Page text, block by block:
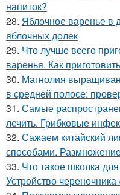
напиток?
28. Яблочное варенье в
яблочных долек
29. Что лучше всего
варенья. Как
30. Магнолия
в средней полосе:
31. Самые
лечить. Грибковые
32. Сажаем китайский
способами.
33. Что такое школка
Устройство